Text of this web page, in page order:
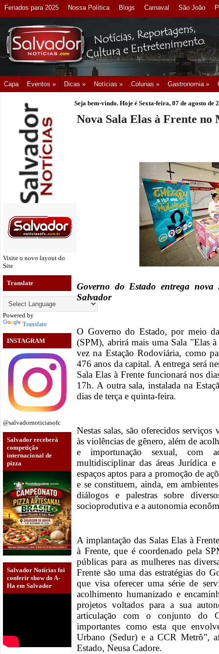
Feriados para 2025 Nossa Política Blogs Carnaval São João
Capa Eventos » Dicas » Notícias » Colunas » Gastronomia »
Visite o novo layout do
Site
Translate
Powered by
Translate
INSTAGRAM
@salvadornoticiasofc
Salvador receberá
competição
internacional de
pizza
Salvador Notícias foi
conferir show do A-
Ha em Salvador
Seja bem-vindo. Hoje é Sexta-feira, 07 de agosto de
Nova Sala Elas à Frente
Governo do Estado entrega
Salvador
O Governo do Estado, por meio
(SPM), abrirá mais uma Sala "Elas
vez na Estação Rodoviária, como
476 anos da capital. A entrega será
Sala Elas à Frente funcionará nos
17h. A outra sala, instalada na
dias de terça e quinta-feira.
Nestas salas, são oferecidos
às violências de gênero, além de
e importunação sexual, com
multidisciplinar das áreas Jurídica
espaços aptos para a promoção de
e se constituem, ainda, em
diálogos e palestras sobre
socioprodutiva e a autonomia
A implantação das Salas Elas à
à Frente, que é coordenado pela
públicas para as mulheres nas
Frente são uma das estratégias do
que visa oferecer uma série de
acolhimento humanizado e
projetos voltados para a sua
articulação com o conjunto do
importantes como esta que
Urbano (Sedur) e a CCR Metrô”,
Estado, Neusa Cadore.